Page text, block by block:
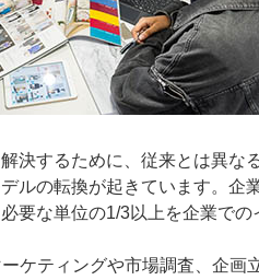
決するために、従来とは異な
ルの転換が起きています。企
要な単位の1/3以上を企業で
ケティングや市場調査、企画